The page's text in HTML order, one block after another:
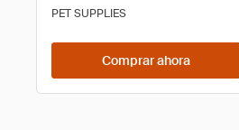
PET SUPPLIES
Comprar ahora